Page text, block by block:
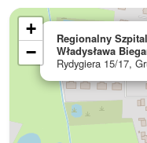
Regionalny
Władysława
Rydygiera 15/17,
+
−